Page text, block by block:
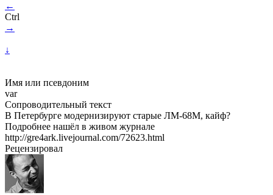
←
Ctrl
→
↓
Имя или псевдоним
var
Сопроводительный текст
В Петербурге модернизируют старые ЛМ-68М, кайф?
Подробнее нашёл в живом журнале
http://gre4ark.livejournal.com/72623.html
Рецензировал